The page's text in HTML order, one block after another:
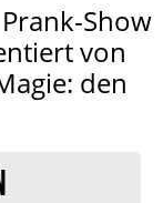
Show
von
den